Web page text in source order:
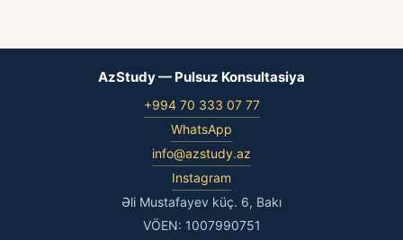
AzStudy — Pulsuz Konsultasiya
+994 70 333 07 77
WhatsApp
info@azstudy.az
Instagram
Əli Mustafayev küç. 6, Bakı
VÖEN: 1007990751